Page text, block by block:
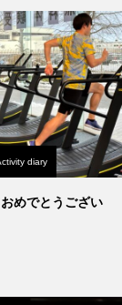
diary
めでとうござい